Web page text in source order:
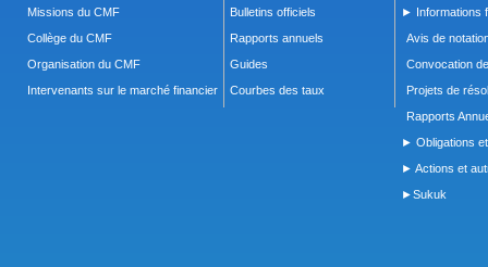
Missions du CMF
Collège du CMF
Organisation du CMF
Intervenants sur le marché financier
Bulletins officiels
Rapports annuels
Guides
Courbes des taux
► Informations
Avis de
Convocation
Projets de
Rapports
► Obligations
► Actions et
►Sukuk